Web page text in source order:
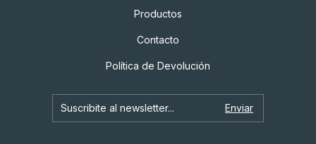
Productos
Contacto
Política de Devolución